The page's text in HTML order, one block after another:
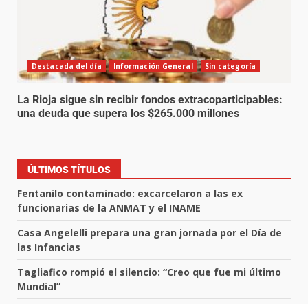
Destacada del día Información General Sin categoría
La Rioja sigue sin recibir fondos extracoparticipables:
una deuda que supera los $265.000 millones
ÚLTIMOS TÍTULOS
Fentanilo contaminado: excarcelaron a las ex
funcionarias de la ANMAT y el INAME
Casa Angelelli prepara una gran jornada por el Día de
las Infancias
Tagliafico rompió el silencio: “Creo que fue mi último
Mundial”